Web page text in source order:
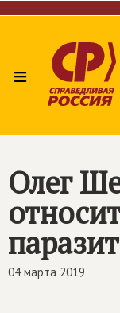
≡
Олег
04 марта 2019